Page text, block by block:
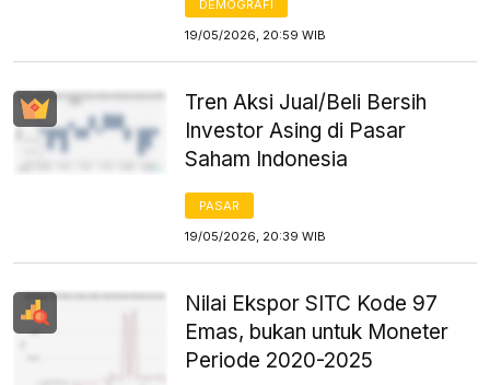
DEMOGRAFI
19/05/2026, 20:59 WIB
Tren Aksi Jual/Beli Bersih
Investor Asing di Pasar
Saham Indonesia
PASAR
19/05/2026, 20:39 WIB
Nilai Ekspor SITC Kode 97
Emas, bukan untuk Moneter
Periode 2020-2025